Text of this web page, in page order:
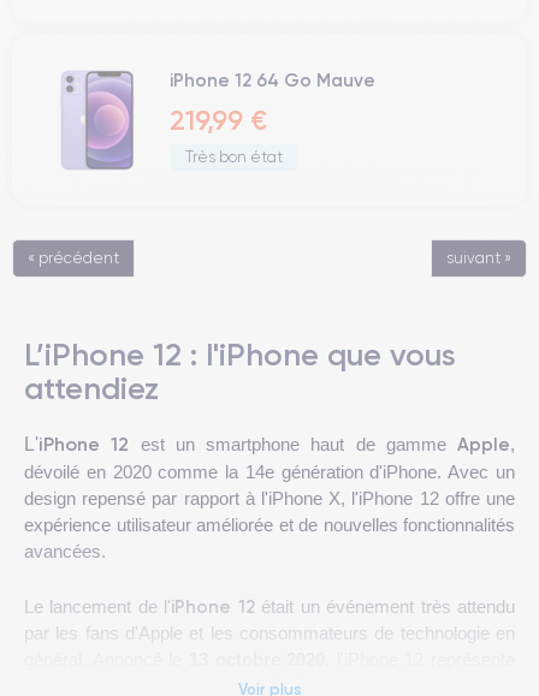
iPhone 12 64 Go Mauve
219,99 €
Très bon état
« précédent suivant »
L’iPhone 12 : l'iPhone que vous
attendiez
L'iPhone 12 est un smartphone haut de gamme Apple,
dévoilé en 2020 comme la 14e génération d'iPhone. Avec un
design repensé par rapport à l'iPhone X, l'iPhone 12 offre une
expérience utilisateur améliorée et de nouvelles fonctionnalités
avancées.
Le lancement de l'iPhone 12était un événement très attendu
par les fans d'Apple et les consommateurs de technologie en
la 14e génération d'iPhone et comprend plusieurs variantes
Voir plus